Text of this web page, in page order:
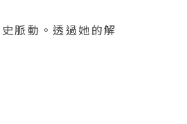
脈動。透過她的解